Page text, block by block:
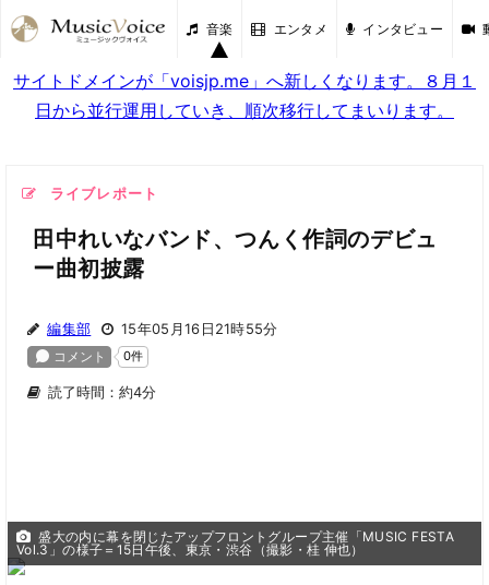
音楽 エンタメ インタビュー
サイトドメインが「voisjp.me」へ新しくなります。８月１
日から並行運用していき、順次移行してまいります。
ライブレポート
田中れいなバンド、つんく作詞のデビュ
ー曲初披露
編集部 15年05月16日21時55分
読了時間：約4分
盛大の内に幕を閉じたアップフロントグループ主催「MUSIC FESTA
Vol.3」の様子＝15日午後、東京・渋谷（撮影・桂 伸也）